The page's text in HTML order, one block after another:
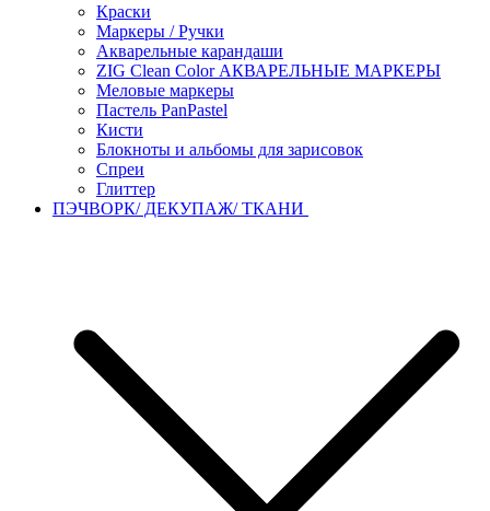
Краски
Маркеры / Ручки
Акварельные карандаши
ZIG Clean Color АКВАРЕЛЬНЫЕ МАРКЕРЫ
Меловые маркеры
Пастель PanPastel
Кисти
Блокноты и альбомы для зарисовок
Спреи
Глиттер
ПЭЧВОРК/ ДЕКУПАЖ/ ТКАНИ